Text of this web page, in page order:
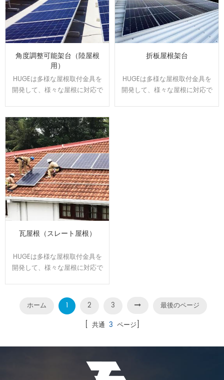
角度調整可能架台（陸屋根
用）
HUGEは多様な屋根取付金具を
開発して、様々な屋根に対応で
計、製造可能です。効率よく、
施工性に優れた架台です。
折板屋根架台
HUGEは多様な屋根取付金具を
開発して、様々な屋根に対応で
瓦屋根（スレート屋根）
HUGEは多様な屋根取付金具を
開発して、様々な屋根に対応で
計、製造可能です。効率よく、
施工性に優れた架台です。
ホーム 1 2 3
最後のページ
[ 共通 3 ページ]